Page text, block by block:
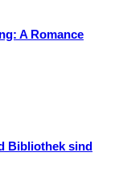
A Romance
Bibliothek sind